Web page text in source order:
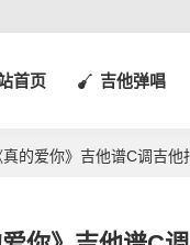
首页 吉他弹唱
的爱你》吉他谱C调吉他